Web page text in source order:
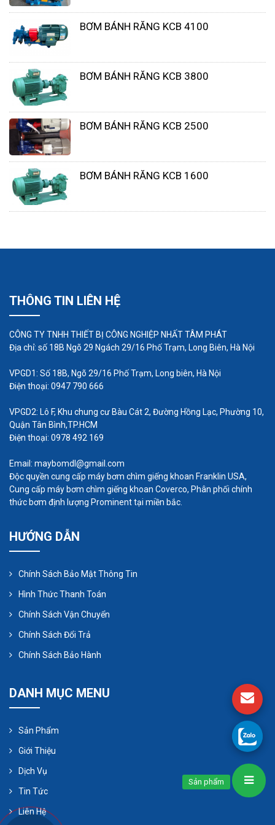
Ngành hóa chất:
dầu, xăng, khí đốt và các chất lỏng khác trong quá
Ngành thực phẩm:Bơm dầu bánh răngđược sử
dụng trong sản xuất thực phẩm để bơm các loại
hỗn hợp, dầu thực vật, đường và các chất lỏng
khác trong quy trình sản xuất thực phẩm.
Ngành dược phẩm:
thành phần hoạt chất, dung môi và các chất lỏng
khác trong quá trình sản xuất các sản phẩm dược
phẩm.
Ngành công nghiệp tổng hợp:
Máy bơm bánh
răng cũng được sử dụng trong nhiều ứng dụng
xuất giấy, sản xuất sợi, sản xuất nhựa và nhiều
ứng dụng khác.
BƠM BÁNH RĂNG KCB 4100
BƠM BÁNH RĂNG KCB 3800
BƠM BÁNH RĂNG KCB 2500
BƠM BÁNH RĂNG KCB 1600
THÔNG TIN LIÊN HỆ
CÔNG TY TNHH THIẾT BỊ CÔNG NGHIỆP NHẤT TÂM PHÁT
Địa chỉ: số 18B Ngõ 29 Ngách 29/16 Phố Trạm, Long Biên, Hà Nội
VPGD1: Số 18B, Ngõ 29/16 Phố Trạm, Long biên, Hà Nội
Điện thoại: 0947 790 666
VPGD2: Lô F, Khu chung cư Bàu Cát 2, Đường Hồng Lạc, Phường 10,
Quận Tân Bình,TP.HCM
Điện thoại: 0978 492 169
Email: maybomdl@gmail.com
Độc quyền cung cấp máy bơm chìm giếng khoan Franklin USA,
Cung cấp máy bơm chìm giếng khoan Coverco, Phân phối chính
thức bơm định lượng Prominent tại miền bắc.
HƯỚNG DẪN
Chính Sách Bảo Mật Thông Tin
Hình Thức Thanh Toán
Chính Sách Vận Chuyển
Chính Sách Đổi Trả
Chính Sách Bảo Hành
DANH MỤC MENU
Sản Phẩm
Giới Thiệu
Dịch Vụ
Tin Tức
Liên Hệ
Sản phẩm